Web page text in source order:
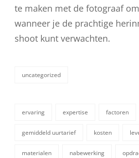
te maken met de fotograaf
wanneer je de prachtige
shoot kunt verwachten.
categorieën
uncategorized
ervaring expertise factoren
gemiddeld uurtarief kosten
materialen nabewerking